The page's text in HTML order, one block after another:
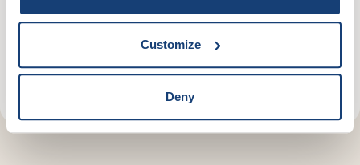
Customize
Deny
Heeft het gesmaakt?